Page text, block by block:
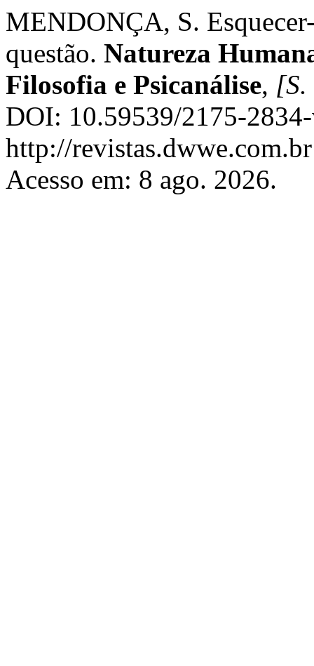
MENDONÇA, S.
questão. Natureza
Filosofia e Psicanálise,
DOI: 10.59539/2175-
http://
Acesso em: 8 ago. 2026.